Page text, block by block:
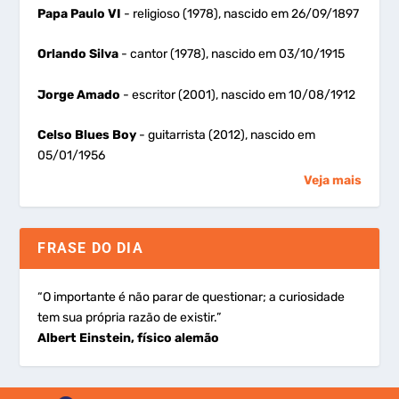
Papa Paulo VI - religioso (1978), nascido em 26/09/1897
Orlando Silva - cantor (1978), nascido em 03/10/1915
Jorge Amado - escritor (2001), nascido em 10/08/1912
Celso Blues Boy - guitarrista (2012), nascido em
05/01/1956
Veja mais
FRASE DO DIA
“O importante é não parar de questionar; a curiosidade
tem sua própria razão de existir.”
Albert Einstein, físico alemão